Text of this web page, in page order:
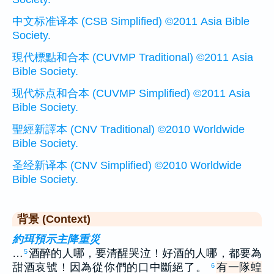
中文标准译本 (CSB Simplified) ©2011 Asia Bible
Society.
現代標點和合本 (CUVMP Traditional) ©2011 Asia
Bible Society.
现代标点和合本 (CUVMP Simplified) ©2011 Asia
Bible Society.
聖經新譯本 (CNV Traditional) ©2010 Worldwide
Bible Society.
圣经新译本 (CNV Simplified) ©2010 Worldwide
Bible Society.
背景 (Context)
約珥預示主降重災
… 5酒醉的人哪，要清醒哭泣！好酒的人哪，都要為
甜酒哀號！因為從你們的口中斷絕了。
6 有一隊蝗